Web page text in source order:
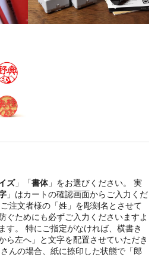
ズ」「書体」をお選びください。 実
」はカートの確認画面からご入力くだ
注文者様の「姓」を彫刻名とさせて
ぐためにも必ずご入力くださいますよ
す。 特にご指定がなければ、横書き
ら左へ」と文字を配置させていただき
んの場合、紙に捺印した状態で「郎